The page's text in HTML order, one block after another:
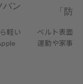
バン
軽い
「防
ベルト表面は
運動や家事な